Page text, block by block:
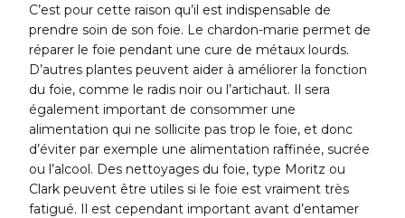
C’est pour cette raison qu’il est indispensable de
prendre soin de son foie. Le chardon-marie permet de
réparer le foie pendant une cure de métaux lourds.
D’autres plantes peuvent aider à améliorer la fonction
du foie, comme le radis noir ou l’artichaut. Il sera
également important de consommer une
alimentation qui ne sollicite pas trop le foie, et donc
d’éviter par exemple une alimentation raffinée, sucrée
ou l’alcool. Des nettoyages du foie, type Moritz ou
Clark peuvent être utiles si le foie est vraiment très
fatigué. Il est cependant important avant d’entamer